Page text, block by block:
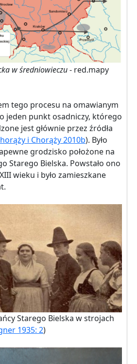
w średniowieczu- red.mapy
tego procesu na omawianym
jeden punkt osadniczy, którego
jest głównie przez źródła
i Chorąży 2010b). Było
grodzisko położone na
Starego Bielska. Powstało ono
wieku i było zamieszkane
Starego Bielska w strojach
1935: 2)